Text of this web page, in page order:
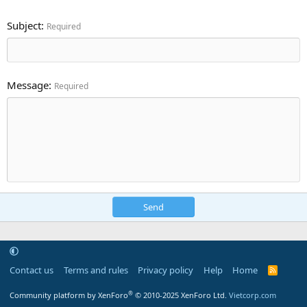
Subject Required
Message Required
Send
Contact us Terms and rules Privacy policy Help Home
R
Community platform by XenForo® © 2010-2025 XenForo Ltd. Vietcorp.com